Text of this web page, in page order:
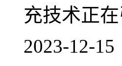
充技术正
2023-12-15